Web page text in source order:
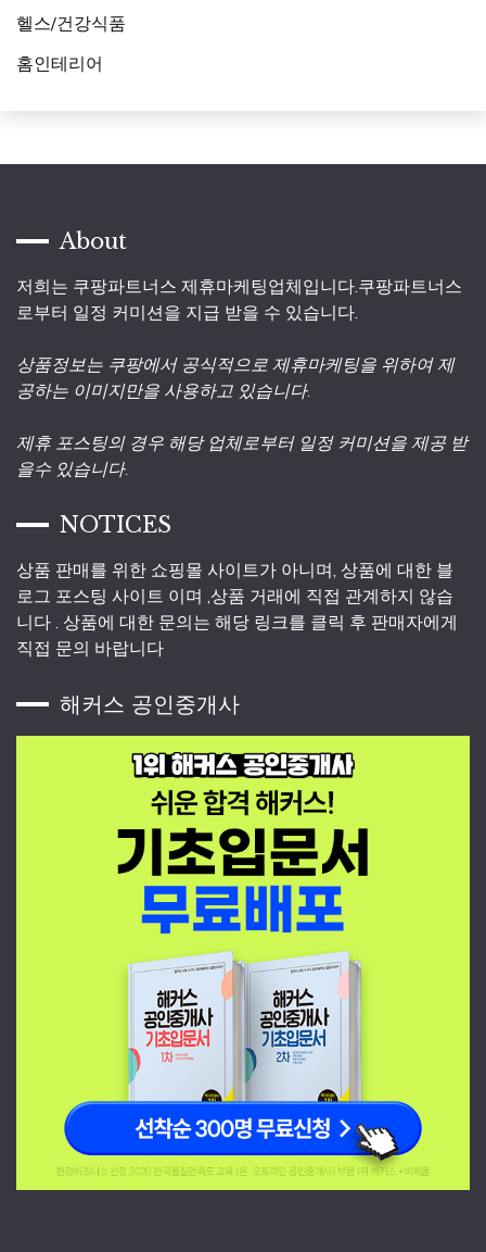
헬스/건강식품
홈인테리어
About
저희는 쿠팡파트너스 제휴마케팅업체입니다.쿠팡파트너스
로부터 일정 커미션을 지급 받을 수 있습니다.
상품정보는 쿠팡에서 공식적으로 제휴마케팅을 위하여 제
공하는 이미지만을 사용하고 있습니다.
제휴 포스팅의 경우 해당 업체로부터 일정 커미션을 제공 받
을수 있습니다.
NOTICES
상품 판매를 위한 쇼핑몰 사이트가 아니며, 상품에 대한 블
로그 포스팅 사이트 이며 ,상품 거래에 직접 관계하지 않습
니다 . 상품에 대한 문의는 해당 링크를 클릭 후 판매자에게
직접 문의 바랍니다
해커스 공인중개사